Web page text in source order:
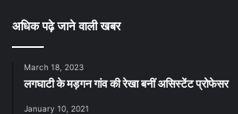
अधिक पढ़े जाने वाली खबर
March 18, 2023
लगघाटी के मड़गन गांव की रेखा बनीं असिस्टेंट प्रोफेसर
January 10, 2021